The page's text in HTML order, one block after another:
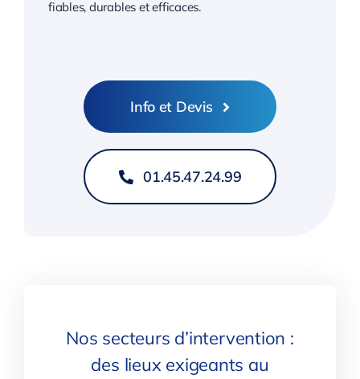
fiables, durables et efficaces.
Info et Devis
01.45.47.24.99
Nos secteurs d’intervention :
des lieux exigeants au